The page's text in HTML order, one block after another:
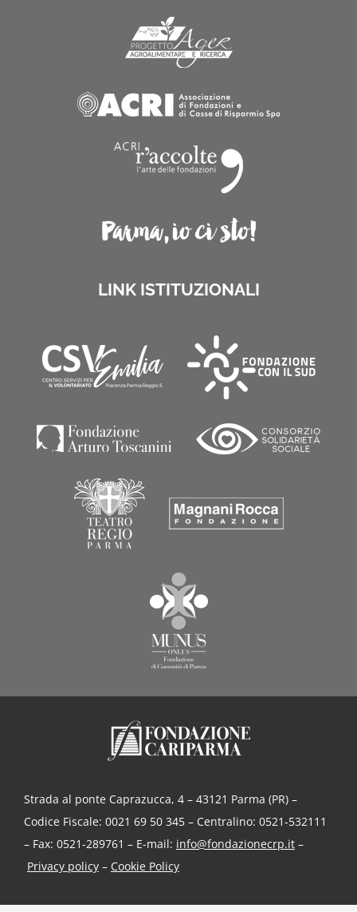
LINK ISTITUZIONALI
Strada al ponte Caprazucca, 4 – 43121 Parma (PR) –
Codice Fiscale: 0021 69 50 345 – Centralino: 0521-532111
– Fax: 0521-289761 – E-mail: info@fondazionecrp.it–
Privacy policy– Cookie Policy